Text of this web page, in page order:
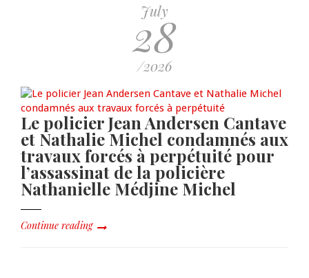
July
28
/2026
Le policier Jean Andersen Cantave
et Nathalie Michel condamnés aux
travaux forcés à perpétuité pour
l’assassinat de la policière
Nathanielle Médjine Michel
Continue reading